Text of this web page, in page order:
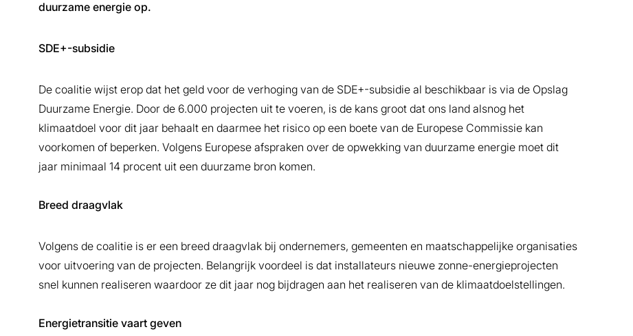
duurzame energie op.
SDE+-subsidie
De coalitie wijst erop dat het geld voor de verhoging van de SDE+-subsidie al beschikbaar is via de Opslag
Duurzame Energie. Door de 6.000 projecten uit te voeren, is de kans groot dat ons land alsnog het
klimaatdoel voor dit jaar behaalt en daarmee het risico op een boete van de Europese Commissie kan
voorkomen of beperken. Volgens Europese afspraken over de opwekking van duurzame energie moet dit
jaar minimaal 14 procent uit een duurzame bron komen.
Breed draagvlak
Volgens de coalitie is er een breed draagvlak bij ondernemers, gemeenten en maatschappelijke organisaties
voor uitvoering van de projecten. Belangrijk voordeel is dat installateurs nieuwe zonne-energieprojecten
snel kunnen realiseren waardoor ze dit jaar nog bijdragen aan het realiseren van de klimaatdoelstellingen.
Energietransitie vaart geven